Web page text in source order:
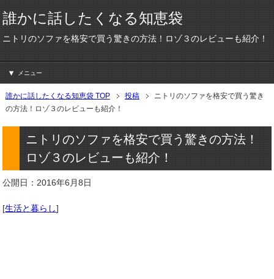
誰かに話したくなる知恵袋
ニトリのソファを格安で買う驚きの方法！ロゾ３のレビューも紹介！
メニュー
誰かに話したくなる知恵袋 TOP 投稿
ニトリのソファを格安で買う驚き
の方法！ロゾ３のレビューも紹介！
ニトリのソファを格安で買う驚きの方法！
ロゾ３のレビューも紹介！
公開日：2016年6月8日
[生活と暮らし]